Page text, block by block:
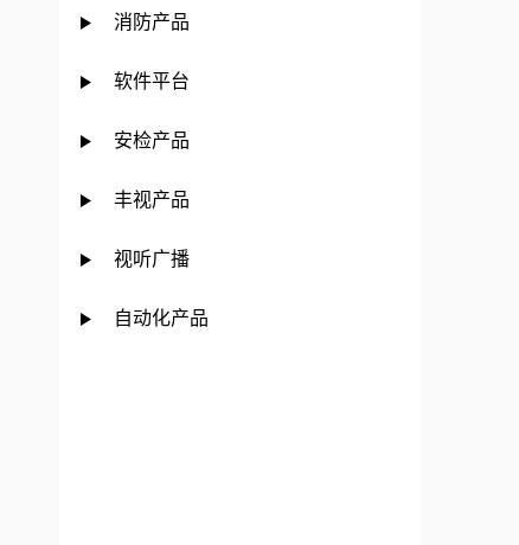
消防产品
软件平台
安检产品
丰视产品
视听广播
自动化产品